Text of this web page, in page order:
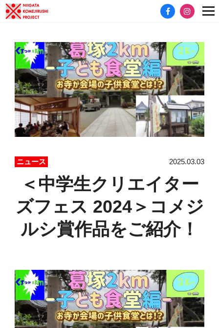
ニュース 2025.03.03
＜中学生クリエイター
ズフェス 2024＞コメジ
ルシ賞作品をご紹介！